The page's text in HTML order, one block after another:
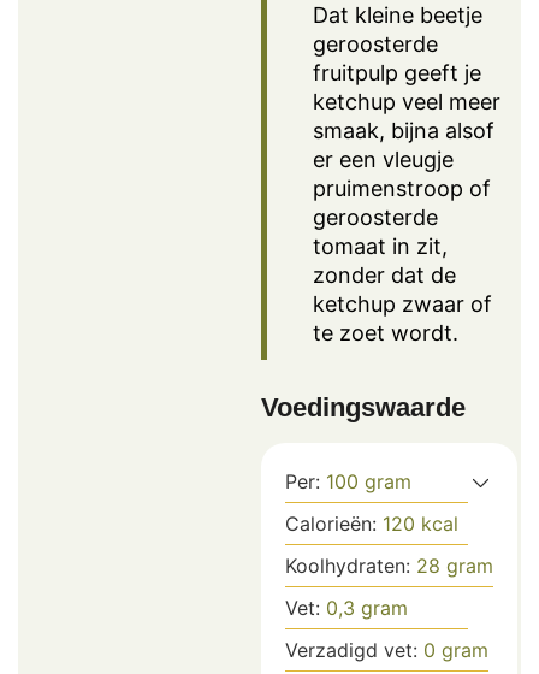
Dat kleine beetje
geroosterde
fruitpulp geeft je
ketchup veel meer
smaak, bijna alsof
er een vleugje
pruimenstroop of
geroosterde
tomaat in zit,
zonder dat de
ketchup zwaar of
te zoet wordt.
Voedingswaarde
Per: 100 gram
Calorieën: 120 kcal
Koolhydraten: 28 gram
Vet: 0,3 gram
Verzadigd vet: 0 gram